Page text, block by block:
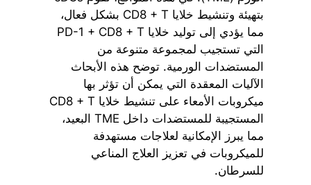
بتهيئة وتنشيط خلايا CD8 + T بشكل فعال،
مما يؤدي إلى توليد خلايا PD-1 + CD8 + T
التي تستجيب لمجموعة متنوعة من
المستضدات الورمية. توضح هذه الأبحاث
الآليات المعقدة التي يمكن أن تؤثر بها
ميكروبات الأمعاء على تنشيط خلايا CD8 + T
المستجيبة للمستضدات داخل TME البعيد،
مما يبرز الإمكانية لعلاجات مستهدفة
للميكروبات في تعزيز العلاج المناعي
للسرطان.